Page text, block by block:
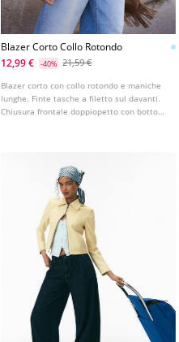
Blazer Corto Collo Rotondo
12,99 €
-40% 21,59 €
Blazer corto con collo rotondo e maniche
lunghe. Finte tasche a filetto sul davanti.
Chiusura frontale doppiopetto con bottoni.